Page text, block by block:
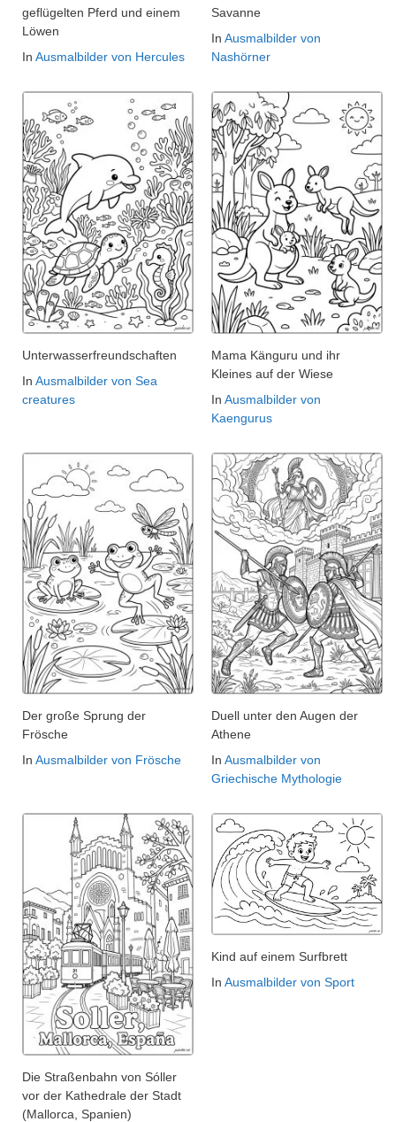
geflügelten Pferd und einem
Löwen
In Ausmalbilder von Hercules
Savanne
In Ausmalbilder von
Nashörner
Unterwasserfreundschaften
In Ausmalbilder von Sea
creatures
Mama Känguru und ihr
Kleines auf der Wiese
In Ausmalbilder von
Kaengurus
Der große Sprung der
Frösche
In Ausmalbilder von Frösche
Duell unter den Augen der
Athene
In Ausmalbilder von
Griechische Mythologie
Die Straßenbahn von Sóller
vor der Kathedrale der Stadt
(Mallorca, Spanien)
Kind auf einem Surfbrett
In Ausmalbilder von Sport